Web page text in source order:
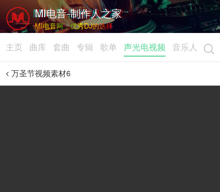
MI电音-制作人之家
MI电音网，优秀DJ的选择
主页 曲库 套曲 专辑 歌单 声光电视频 音乐人
万圣节视频素材6